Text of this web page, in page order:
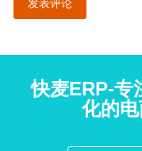
快麦ERP-专
化的